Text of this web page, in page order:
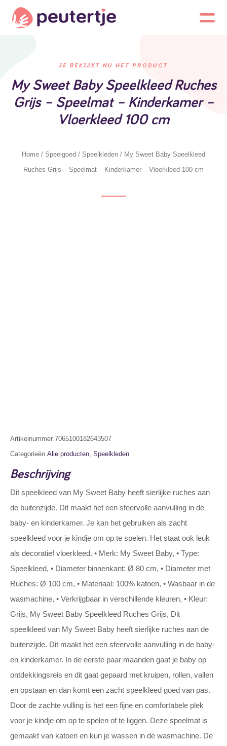
JE BEKIJKT NU HET PRODUCT
My Sweet Baby Speelkleed Ruches
Grijs – Speelmat – Kinderkamer –
Vloerkleed 100 cm
Home / Speelgoed / Speelkleden / My Sweet Baby Speelkleed
Ruches Grijs – Speelmat – Kinderkamer – Vloerkleed 100 cm
Artikelnummer 7065100182643507
Categorieën Alle producten, Speelkleden
Beschrijving
Dit speelkleed van My Sweet Baby heeft sierlijke ruches aan
de buitenzijde. Dit maakt het een sfeervolle aanvulling in de
baby- en kinderkamer. Je kan het gebruiken als zacht
speelkleed voor je kindje om op te spelen. Het staat ook leuk
als decoratief vloerkleed. • Merk: My Sweet Baby, • Type:
Speelkleed, • Diameter binnenkant: Ø 80 cm, • Diameter met
Ruches: Ø 100 cm, • Materiaal: 100% katoen, • Wasbaar in de
wasmachine, • Verkrijgbaar in verschillende kleuren, • Kleur:
Grijs, My Sweet Baby Speelkleed Ruches Grijs, Dit
speelkleed van My Sweet Baby heeft sierlijke ruches aan de
buitenzijde. Dit maakt het een sfeervolle aanvulling in de baby-
en kinderkamer. In de eerste paar maanden gaat je baby op
ontdekkingsreis en dit gaat gepaard met kruipen, rollen, vallen
en opstaan en dan komt een zacht speelkleed goed van pas.
Door de zachte vulling is het een fijne en comfortabele plek
voor je kindje om op te spelen of te liggen. Deze speelmat is
gemaakt van katoen en kun je wassen in de wasmachine. De